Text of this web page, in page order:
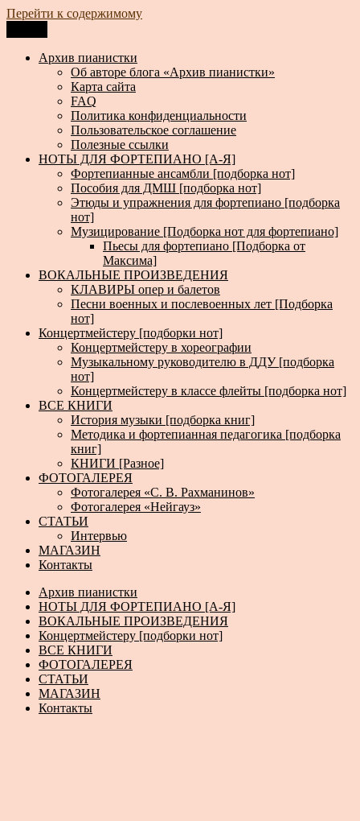
Перейти к содержимому
Архив пианистки
Всё для пианистов: ноты, книги, музыка, статьи…
Архив пианистки
Об авторе блога «Архив пианистки»
Карта сайта
FAQ
Политика конфиденциальности
Пользовательское соглашение
Полезные ссылки
НОТЫ ДЛЯ ФОРТЕПИАНО [А-Я]
Фортепианные ансамбли [подборка нот]
Пособия для ДМШ [подборка нот]
Этюды и упражнения для фортепиано [подборка
нот]
Музицирование [Подборка нот для фортепиано]
Пьесы для фортепиано [Подборка от
Максима]
ВОКАЛЬНЫЕ ПРОИЗВЕДЕНИЯ
КЛАВИРЫ опер и балетов
Песни военных и послевоенных лет [Подборка
нот]
Концертмейстеру [подборки нот]
Концертмейстеру в хореографии
Музыкальному руководителю в ДДУ [подборка
нот]
Концертмейстеру в классе флейты [подборка нот]
ВСЕ КНИГИ
История музыки [подборка книг]
Методика и фортепианная педагогика [подборка
книг]
КНИГИ [Разное]
ФОТОГАЛЕРЕЯ
Фотогалерея «С. В. Рахманинов»
Фотогалерея «Нейгауз»
СТАТЬИ
Интервью
МАГАЗИН
Контакты
Архив пианистки
НОТЫ ДЛЯ ФОРТЕПИАНО [А-Я]
ВОКАЛЬНЫЕ ПРОИЗВЕДЕНИЯ
Концертмейстеру [подборки нот]
ВСЕ КНИГИ
ФОТОГАЛЕРЕЯ
СТАТЬИ
МАГАЗИН
Контакты